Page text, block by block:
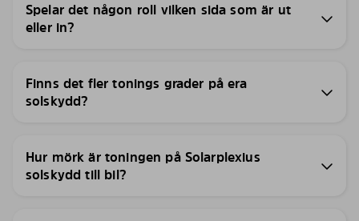
Spelar det någon roll vilken sida som är ut
eller in?
Finns det fler tonings grader på era
solskydd?
Hur mörk är toningen på Solarplexius
solskydd till bil?